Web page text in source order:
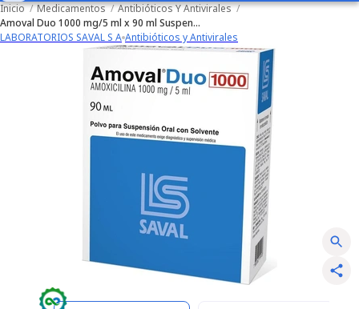
Inicio / Medicamentos / Antibióticos Y Antivirales /
Amoval Duo 1000 mg/5 ml x 90 ml Suspension Oral
LABORATORIOS SAVAL S A Antibióticos y Antivirales